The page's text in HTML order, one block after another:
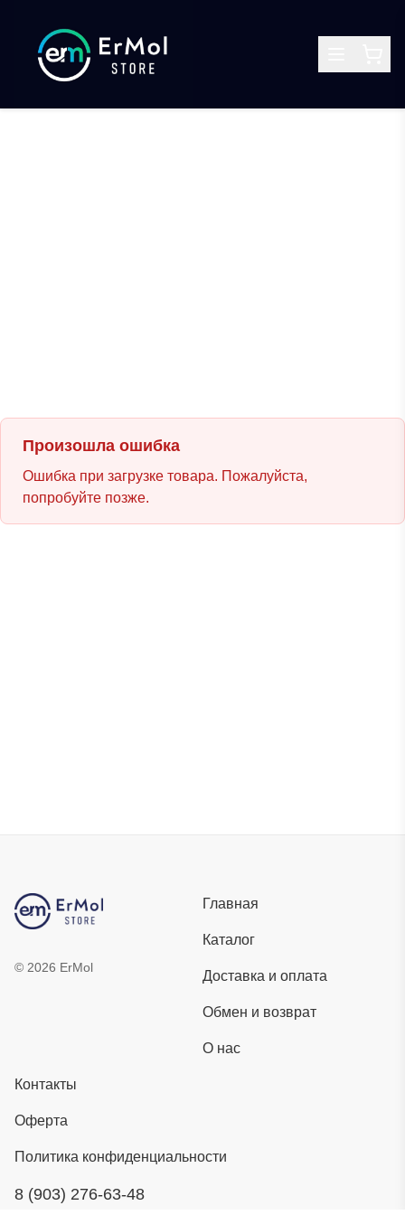
Произошла ошибка
Ошибка при загрузке товара. Пожалуйста,
попробуйте позже.
© 2026 ErMol
Главная
Каталог
Доставка и оплата
Обмен и возврат
О нас
Контакты
Оферта
Политика конфиденциальности
8 (903) 276-63-48